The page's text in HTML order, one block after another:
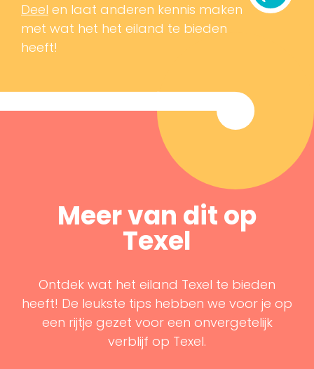
Deel en laat anderen kennis maken
met wat het het eiland te bieden
heeft!
Meer van dit op
Texel
Ontdek wat het eiland Texel te bieden
heeft! De leukste tips hebben we voor je op
een rijtje gezet voor een onvergetelijk
verblijf op Texel.